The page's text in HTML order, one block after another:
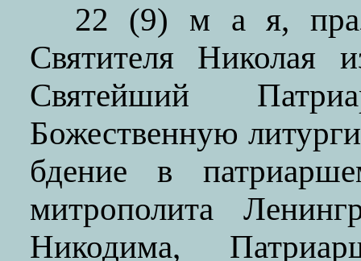
22 (9) м а я,
Святителя
Святейший
Божественную
бдение в
митрополита
Никодима,